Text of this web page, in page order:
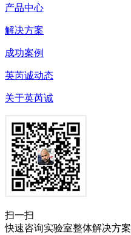
产品中心
解决方案
成功案例
英芮诚动态
关于英芮诚
扫一扫
快速咨询实验室整体解决方案